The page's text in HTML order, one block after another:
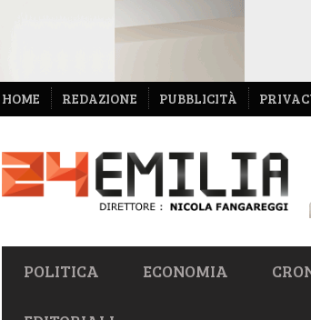
NAVIGAZIONE
SECONDARIA
HOME REDAZIONE PUBBLICITÀ
NAVIGAZIONE
PRIMARIA
POLITICA ECONOMIA